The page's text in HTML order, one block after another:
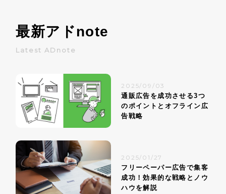
最新アドnote
Latest ADnote
2025/09/03
通販広告を成功させる3つ
のポイントとオフライン広
告戦略
2025/01/27
フリーペーパー広告で集客
成功！効果的な戦略とノウ
ハウを解説